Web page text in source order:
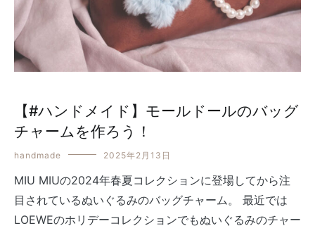
【#ハンドメイド】モールドールのバッグ
チャームを作ろう！
handmade 2025年2月13日
MIU MIUの2024年春夏コレクションに登場してから注
目されているぬいぐるみのバッグチャーム。 最近では
LOEWEのホリデーコレクションでもぬいぐるみのチャー